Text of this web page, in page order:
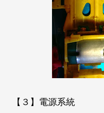
【３】電源系統